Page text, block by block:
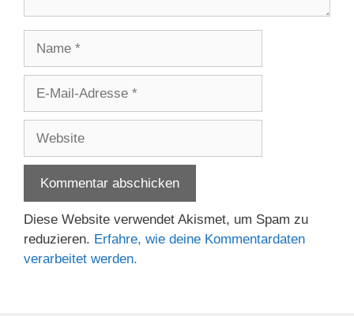
Adresse
Diese Website verwendet Akismet, um Spam zu
reduzieren. Erfahre, wie deine Kommentardaten
verarbeitet werden.